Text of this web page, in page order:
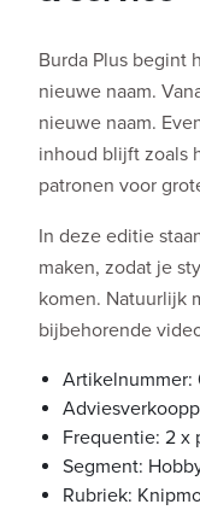
Burda Plus begint
nieuwe naam.
nieuwe naam.
inhoud blijft zoals
patronen voor
In deze editie
maken, zodat je
komen. Natuurlijk
bijbehorende
Artikelnummer:
Frequentie: 2 x
Segment:
Rubriek: